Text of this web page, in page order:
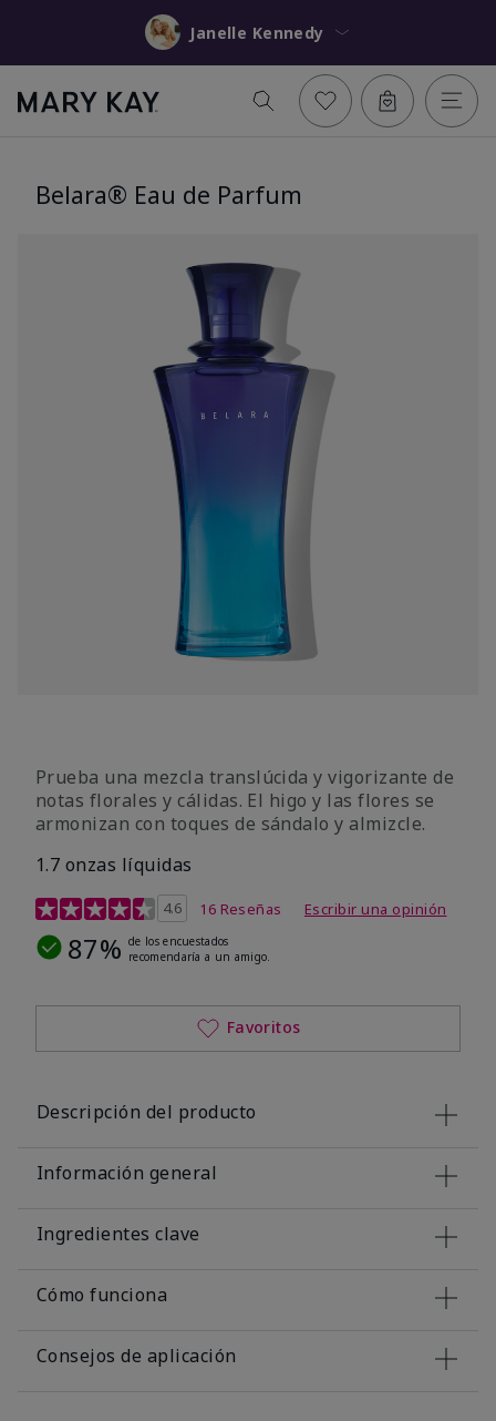
Janelle Kennedy
Belara® Eau de Parfum
Prueba una mezcla translúcida y vigorizante de
notas florales y cálidas. El higo y las flores se
armonizan con toques de sándalo y almizcle.
1.7 onzas líquidas
Calificación de clientes de 4,5 de 5
4.6 16 Reseñas Escribir una opinión
87% de los encuestados
recomendaría a un amigo.
Favoritos
Descripción del producto
Información general
Ingredientes clave
Cómo funciona
Consejos de aplicación